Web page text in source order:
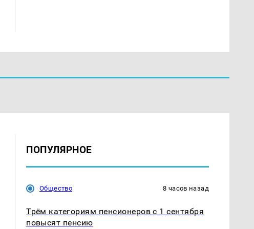
ПОПУЛЯРНОЕ
Общество 8 часов назад
Трём категориям пенсионеров с 1 сентября
повысят пенсию